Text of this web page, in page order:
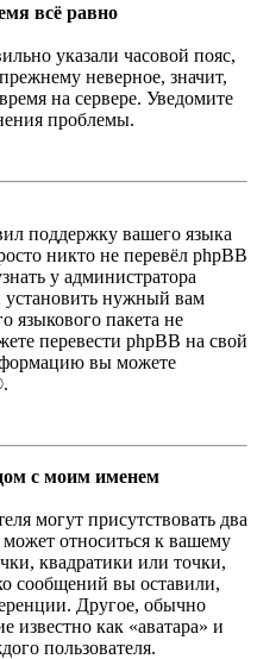
всё равно
указали часовой пояс,
неверное, значит,
на сервере. Уведомите
проблемы.
поддержку вашего языка
никто не перевёл phpBB
у администратора
нужный вам
языкового пакета не
перевести phpBB на свой
вы можете
с моим именем
могут присутствовать два
относиться к вашему
квадратики или точки,
сообщений вы оставили,
Другое, обычно
известно как «аватара» и
пользователя.